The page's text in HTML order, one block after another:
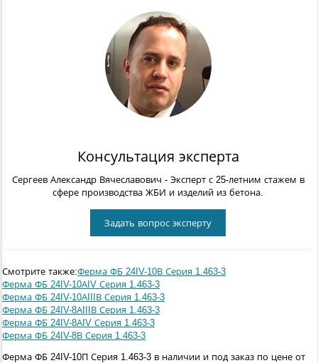
Консультация эксперта
Сергеев Александр Вячеславович - Эксперт с 25-летним стажем в
сфере производства ЖБИ и изделий из бетона.
Задать вопрос эксперту
Смотрите также:Ферма ФБ 24IV-10В Серия 1.463-3
Ферма ФБ 24IV-10АIV Серия 1.463-3
Ферма ФБ 24IV-10АIIIВ Серия 1.463-3
Ферма ФБ 24IV-8АIIIВ Серия 1.463-3
Ферма ФБ 24IV-8АIV Серия 1.463-3
Ферма ФБ 24IV-8В Серия 1.463-3
Ферма ФБ 24IV-10П Серия 1.463-3 в наличии и под заказ по цене от